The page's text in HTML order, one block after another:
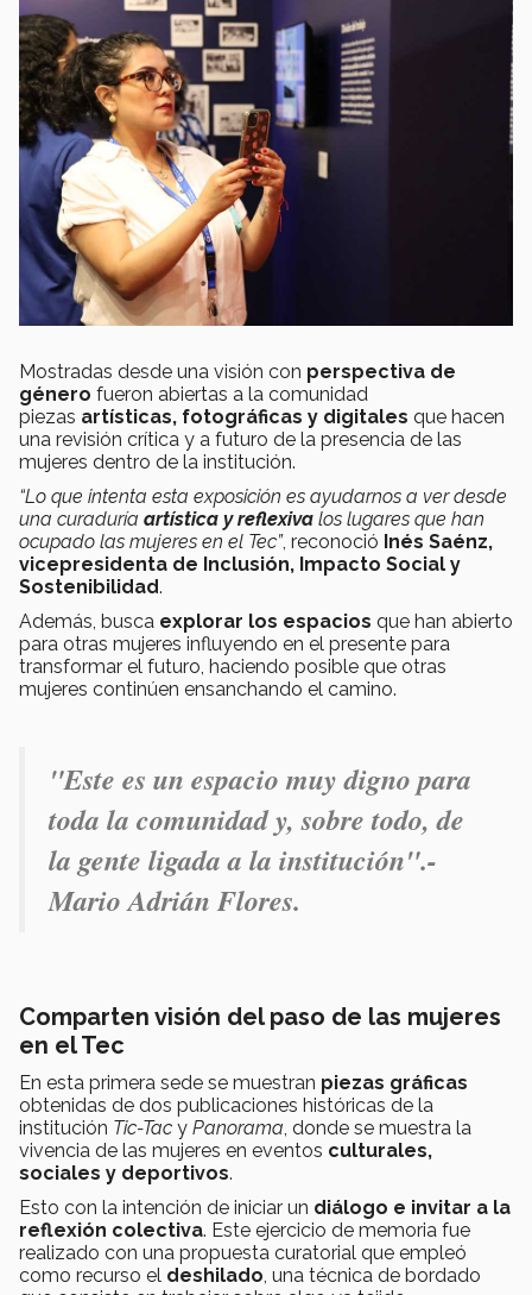
Mostradas desde una visión con perspectiva de
género fueron abiertas a la comunidad
piezas artísticas, fotográficas y digitales que hacen
una revisión crítica y a futuro de la presencia de las
mujeres dentro de la institución.
“Lo que intenta esta exposición es ayudarnos a ver desde
una curaduría artística y reflexiva los lugares que han
ocupado las mujeres en el Tec”, reconoció Inés Saénz,
vicepresidenta de Inclusión, Impacto Social y
Sostenibilidad.
Además, busca explorar los espacios que han abierto
para otras mujeres influyendo en el presente para
transformar el futuro, haciendo posible que otras
mujeres continúen ensanchando el camino.
"Este es un espacio muy digno para
toda la comunidad y, sobre todo, de
la gente ligada a la institución".-
Mario Adrián Flores.
Comparten visión del paso de las mujeres
en el Tec
En esta primera sede se muestran piezas gráficas
obtenidas de dos publicaciones históricas de la
institución Tic-Tac y Panorama, donde se muestra la
vivencia de las mujeres en eventos culturales,
sociales y deportivos.
Esto con la intención de iniciar un diálogo e invitar a la
reflexión colectiva. Este ejercicio de memoria fue
realizado con una propuesta curatorial que empleó
como recurso el deshilado, una técnica de bordado